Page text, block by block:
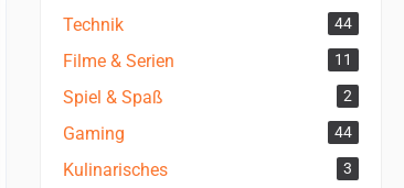
Technik 44
Filme & Serien 11
Spiel & Spaß 2
Gaming 44
Kulinarisches 3